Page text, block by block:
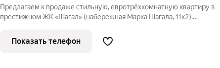
Предлагаем к продаже стильную, евротрёхкомнатную квартиру в
престижном ЖК «Шагал» (набережная Марка Шагала, 11к2).
приватности, тишины и впечатляющих панорам. Просторная
планировка продумана
Показать телефон